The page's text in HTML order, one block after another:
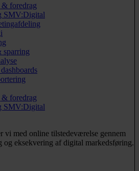
foredrag
SMV:Digital
sparring
foredrag
SMV:Digital
vi med online tilstedeværelse gennem
og eksekvering af digital markedsføring.